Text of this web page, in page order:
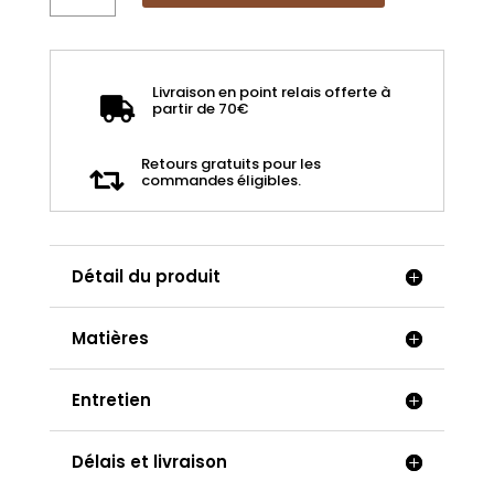
Ensemble
T-
bogolan

Livraison en point relais offerte à
partir de 70€

Retours gratuits pour les
commandes éligibles.
Détail du produit
Matières
Entretien
Délais et livraison